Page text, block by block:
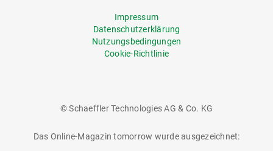
Impressum
Datenschutzerklärung
Nutzungsbedingungen
Cookie-Richtlinie
© Schaeffler Technologies AG & Co. KG
Das Online-Magazin tomorrow wurde ausgezeichnet: